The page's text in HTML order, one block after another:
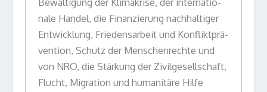
Bewäl­ti­gung der Kli­ma­krise, der inter­na­tio­
nale Han­del, die Finan­zie­rung nach­hal­ti­ger
Ent­wick­lung, Frie­dens­ar­beit und Kon­flikt­prä­
ven­tion, Schutz der Men­schen­rechte und
von NRO, die Stär­kung der Zivil­ge­sell­schaft,
Flucht, Migra­tion und huma­ni­täre Hilfe